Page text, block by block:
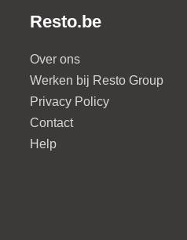
Resto.be
Over ons
Werken bij Resto Group
Privacy Policy
Contact
Help